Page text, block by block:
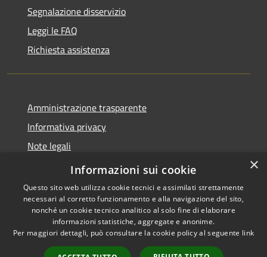
Segnalazione disservizio
Leggi le FAQ
Richiesta assistenza
Amministrazione trasparente
Informativa privacy
Note legali
Dichiarazione di accessibilità
Accessibilità
Copyright © 2026 • Comune di
Mascalucia • Powered by
Municipium• Accesso
×
Informazioni sui cookie
Questo sito web utilizza cookie tecnici e assimilati strettamente
necessari al corretto funzionamento e alla navigazione del sito,
nonché un cookie tecnico analitico al solo fine di elaborare
informazioni statistiche, aggregate e anonime.
Per maggiori dettagli, può consultare la cookie policy al seguente link